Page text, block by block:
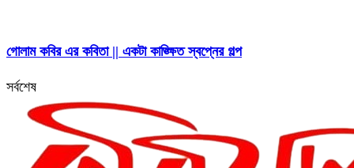
গোলাম কবির এর কবিতা || একটা কাঙ্ক্ষিত স্বপ্নের গল্প
সর্বশেষ